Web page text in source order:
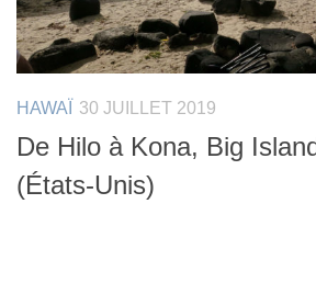
HAWAÏ 30 JUILLET 2019
De Hilo à Kona, Big
(États-Unis)